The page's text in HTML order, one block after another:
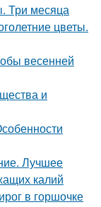
Три месяца
цветы.
весенней
и
Лучшее
калий
в горшочке